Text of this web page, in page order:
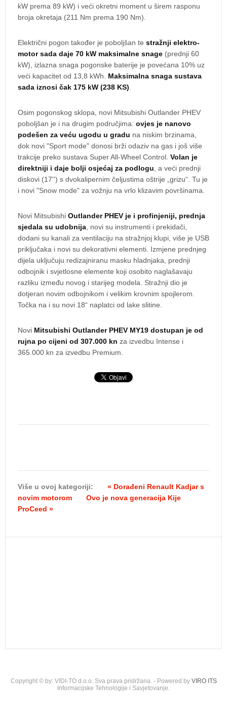
kW prema 89 kW) i veći okretni moment u širem rasponu
broja okretaja (211 Nm prema 190 Nm).
Električni pogon također je poboljšan te stražnji elektro-
motor sada daje 70 kW maksimalne snage (prednji 60
kW), izlazna snaga pogonske baterije je povećana 10% uz
veći kapacitet od 13,8 kWh. Maksimalna snaga sustava
sada iznosi čak 175 kW (238 KS)
Osim pogonskog sklopa, novi Mitsubishi Outlander PHEV
poboljšan je i na drugim područjima: ovjes je nanovo
podešen za veću ugodu u gradu na niskim brzinama,
dok novi "Sport mode" donosi brži odaziv na gas i još više
trakcije preko sustava Super All-Wheel Control. Volan je
direktniji i daje bolji osjećaj za podlogu , a veći prednji
diskovi (17'') s dvokalipernim čeljustima oštrije „grizu“. Tu je
i novi "Snow mode" za vožnju na vrlo klizavim površinama.
Novi Mitsubishi Outlander PHEV je i profinjeniji, prednja
sjedala su udobnija , novi su instrumenti i prekidači,
dodani su kanali za ventilaciju na stražnjoj klupi, više je USB
priključaka i novi su dekorativni elementi. Izmjene prednjeg
dijela uključuju redizajniranu masku hladnjaka, prednji
odbojnik i svjetlosne elemente koji osobito naglašavaju
razliku između novog i starijeg modela. Stražnji dio je
dotjeran novim odbojnikom i velikim krovnim spojlerom.
Točka na i su novi 18“ naplatci od lake slitine.
Novi Mitsubishi Outlander PHEV MY19 dostupan je od
rujna po cijeni od 307.000 kn za izvedbu Intense i
365.000 kn za izvedbu Premium.
Više u ovoj kategoriji:
« Dorađeni Renault Kadjar s
novim motorom
Ovo je nova generacija Kije
ProCeed »
Copyright © by: VIDI-TO d.o.o. Sva prava pridržana. - Powered by VIRO ITS
Informacijske Tehnologije i Savjetovanje.